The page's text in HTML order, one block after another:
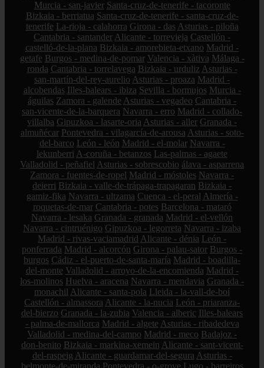
Murcia - san-javier Santa-cruz-de-tenerife - tacoronte
Bizkaia - berriatua Santa-cruz-de-tenerife - santa-cruz-de-
tenerife La-rioja - calahorra Girona - das Asturias - piloña
Cantabria - santander Alicante - torrevieja Castellón -
castelló-de-la-plana Bizkaia - amorebieta-etxano Madrid -
getafe Burgos - medina-de-pomar Valencia - xàtiva Málaga -
ronda Cantabria - torrelavega Bizkaia - urduliz Asturias -
san-martín-del-rey-aurelio Asturias - proaza Madrid -
alcobendas Illes-balears - ibiza Sevilla - bormujos Murcia -
águilas Zamora - galende Asturias - vegadeo Cantabria -
san-vicente-de-la-barquera Navarra - erro Madrid - collado-
villalba Gipuzkoa - lasarte-oria Asturias - aller Granada -
almuñécar Pontevedra - vilagarcía-de-arousa Asturias - soto-
del-barco León - león Madrid - el-molar Navarra -
lekunberri A-coruña - betanzos Las-palmas - agaete
Valladolid - peñafiel Asturias - sobrescobio álava - asparrena
Zamora - fuentes-de-ropel Madrid - móstoles Navarra -
deierri Bizkaia - valle-de-trápaga-trapagaran Bizkaia -
gamiz-fika Navarra - ultzama Cuenca - el-peral Almería -
roquetas-de-mar Cantabria - potes Barcelona - mataró
Navarra - lesaka Granada - granada Madrid - el-vellón
Navarra - cintruénigo Gipuzkoa - legorreta Navarra - izaba
Madrid - rivas-vaciamadrid Alicante - dénia León -
ponferrada Madrid - alcorcón Girona - palau-sator Burgos -
burgos Cádiz - el-puerto-de-santa-maría Madrid - boadilla-
del-monte Valladolid - arroyo-de-la-encomienda Madrid -
los-molinos Huelva - aracena Navarra - mendavia Granada -
monachil Alicante - santa-pola Lleida - la-vall-de-boí
Castellón - almassora Alicante - la-nucia León - priaranza-
del-bierzo Granada - la-zubia Valencia - alberic Illes-balears
- palma-de-mallorca Madrid - algete Asturias - ribadedeva
Valladolid - medina-del-campo Madrid - meco Badajoz -
don-benito Bizkaia - markina-xemein Alicante - sant-vicent-
del-raspeig Alicante - guardamar-del-segura Asturias -